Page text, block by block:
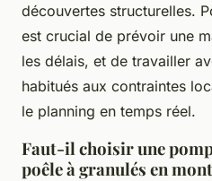
découvertes structurelles.
est crucial de prévoir une
les délais, et de travailler
habitués aux contraintes
le planning en temps réel.
Faut-il choisir une
poêle à granulés en